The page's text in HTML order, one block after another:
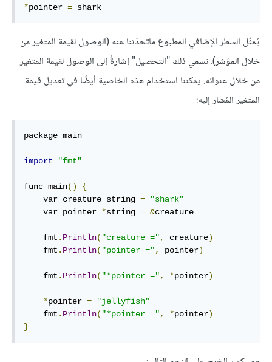
*pointer = shark
يُمثّل السطر الإضافي المطبوع ماتحدّثنا عنه (الوصول لقيمة المتغير من
خلال المؤشر). نسمي ذلك "التحصيل" إشارةً إلى الوصول لقيمة المتغير
من خلال عنوانه. يمكننا استخدام هذه الخاصية أيضًا في تعديل قيمة
المتغير المُشار إليه:
package main
import "fmt"
func main()
{
    var creature string
=
"shark"
    var pointer
*string = &creature
    fmt
. Println( "creature =", creature)
    fmt
. Println( "pointer =", pointer)
    fmt
. Println( "*pointer =", *pointer)
*pointer =
"jellyfish"
    fmt
. Println( "*pointer =", *pointer)
}